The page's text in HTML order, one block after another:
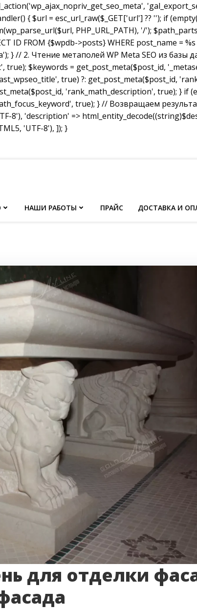
{ $url = esc_url_raw($_GET['url'] ?? ''); if
PHP_URL_PATH), '/');
ID FROM {$wpdb->posts} WHERE post_name =
} // 2. Чтение метаполей WP Meta SEO из
$keywords = get_post_meta($post_id,
true) ?: get_post_meta($post_id,
'rank_math_description', true); } if
true); } // Возвращаем
8'), 'description' =>
'UTF-8'), ]); }
НАШИ РАБОТЫ ПРАЙС ДОСТАВКА И
для отделки